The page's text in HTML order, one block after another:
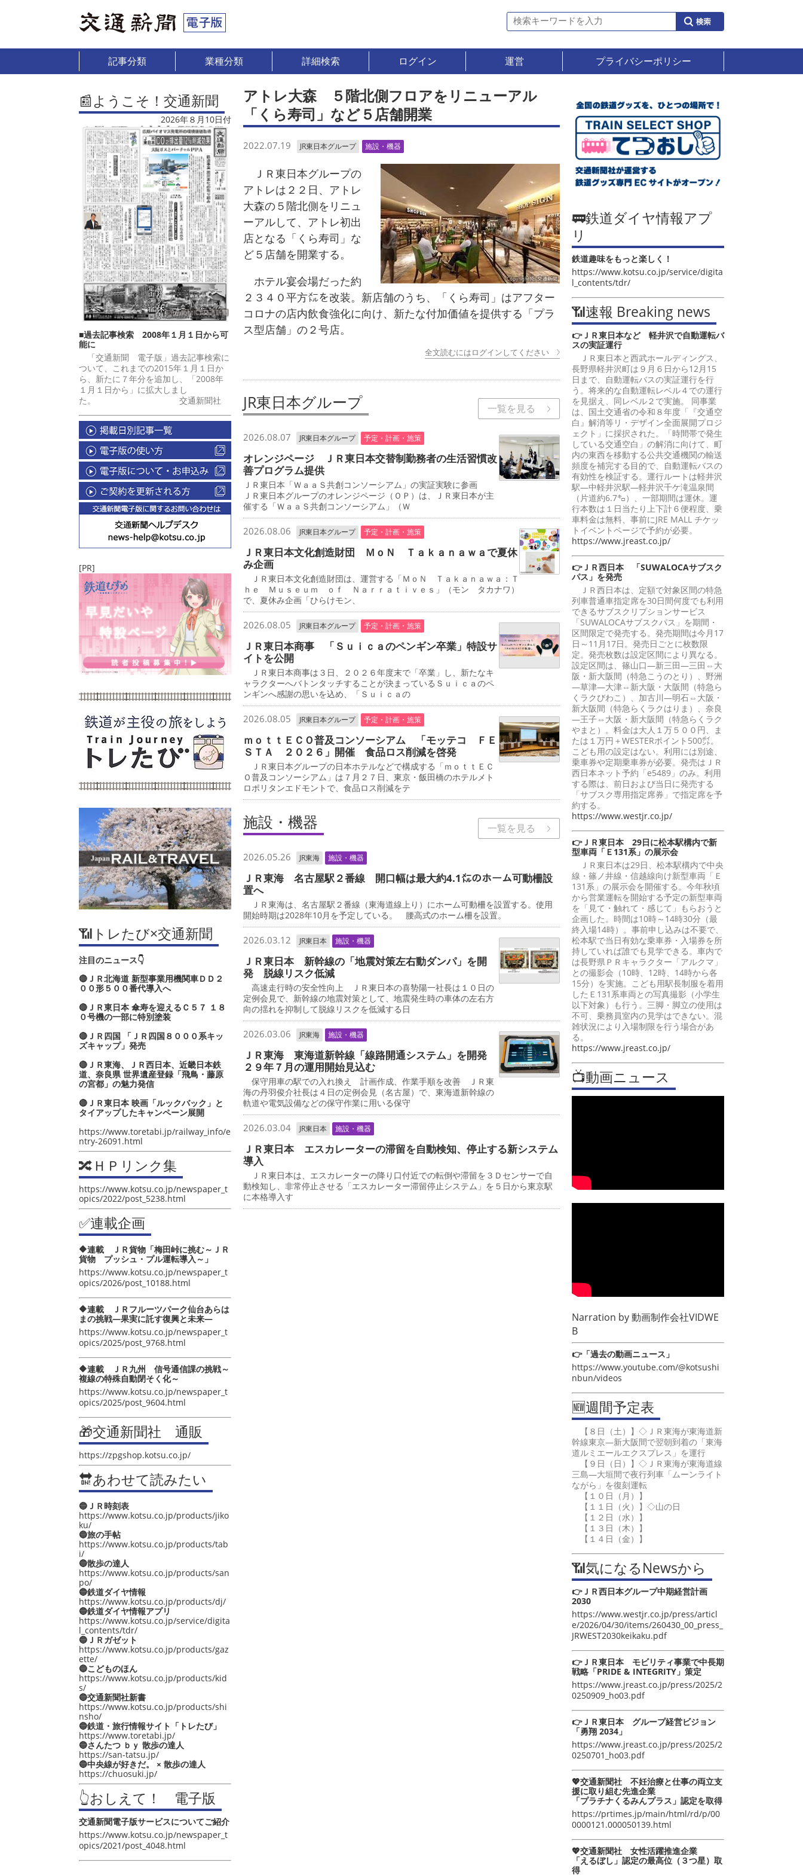
記事分類 業種分類 詳細検索 ログイン 運営 プライバシーポリシー
📰ようこそ！交通新聞
2026年８月10日付
■過去記事検索 2008年１月１日から可
能に
「交通新聞 電子版」過去記事検索に
ついて、これまでの2015年１月１日か
ら、新たに７年分を追加し、「2008年
１月１日から」に拡大しまし
た。 交通新聞社
[PR]
📶トレたび×交通新聞
注目のニュース👇
🔴ＪＲ北海道 新型事業用機関車ＤＤ２
００形５００番代導入へ
🔴ＪＲ東日本 傘寿を迎えるＣ５７ １８
０号機の一部に特別塗装
🔴ＪＲ四国 「ＪＲ四国８０００系キッ
ズキャップ」発売
🔴ＪＲ東海、ＪＲ西日本、近畿日本鉄
道、奈良県 世界遺産登録「飛鳥・藤原
の宮都」の魅力発信
🔴ＪＲ東日本 映画「ルックバック」と
タイアップしたキャンペーン展開
https://www.toretabi.jp/railway_info/e
ntry-26091.html
🔀ＨＰリンク集
https://www.kotsu.co.jp/newspaper_t
opics/2022/post_5238.html
✅連載企画
🔶連載 ＪＲ貨物「梅田峠に挑む～ＪＲ
貨物 プッシュ・プル運転導入～」
https://www.kotsu.co.jp/newspaper_t
opics/2026/post_10188.html
🔶連載 ＪＲフルーツパーク仙台あらは
まの挑戦―果実に託す復興と未来―
https://www.kotsu.co.jp/newspaper_t
opics/2025/post_9768.html
🔶連載 ＪＲ九州 信号通信課の挑戦～
複線の特殊自動閉そく化～
https://www.kotsu.co.jp/newspaper_t
opics/2025/post_9604.html
🎁交通新聞社 通販
https://zpgshop.kotsu.co.jp/
🔛あわせて読みたい
🔵ＪＲ時刻表
https://www.kotsu.co.jp/products/jiko
ku/
🔵旅の手帖
https://www.kotsu.co.jp/products/tab
i/
🔵散歩の達人
https://www.kotsu.co.jp/products/san
po/
🔵鉄道ダイヤ情報
https://www.kotsu.co.jp/products/dj/
🔵鉄道ダイヤ情報アプリ
https://www.kotsu.co.jp/service/digita
l_contents/tdr/
🔵ＪＲガゼット
https://www.kotsu.co.jp/products/gaz
ette/
🔵こどものほん
https://www.kotsu.co.jp/products/kid
s/
🔵交通新聞社新書
https://www.kotsu.co.jp/products/shi
nsho/
🔵鉄道・旅行情報サイト「トレたび」
https://www.toretabi.jp/
🔵さんたつ ｂｙ 散歩の達人
https://san-tatsu.jp/
🔵中央線が好きだ。 × 散歩の達人
https://chuosuki.jp/
👆おしえて！ 電子版
交通新聞電子版サービスについてご紹介
https://www.kotsu.co.jp/newspaper_t
opics/2021/post_4048.html
アトレ大森 ５階北側フロアをリニューアル
「くら寿司」など５店舗開業
2022.07.19 JR東日本グループ 施設・機器
ＪＲ東日本グループの
アトレは２２日、アトレ
大森の５階北側をリニュ
ーアルして、アトレ初出
店となる「くら寿司」な
ど５店舗を開業する。
ホテル宴会場だった約
２３４０平方㍍を改装。新店舗のうち、「くら寿司」はアフター
コロナの店内飲食強化に向け、新たな付加価値を提供する「プラ
ス型店舗」の２号店。
全文読むにはログインしてください
JR東日本グループ 一覧を見る
2026.08.07 JR東日本グループ 予定・計画・施策
オレンジページ ＪＲ東日本交替制勤務者の生活習慣改
善プログラム提供
ＪＲ東日本「ＷａａＳ共創コンソーシアム」の実証実験に参画
ＪＲ東日本グループのオレンジページ（ＯＰ）は、ＪＲ東日本が主
催する「ＷａａＳ共創コンソーシアム」（Ｗ
2026.08.06 JR東日本グループ 予定・計画・施策
ＪＲ東日本文化創造財団 ＭｏＮ Ｔａｋａｎａｗａで夏休
み企画
ＪＲ東日本文化創造財団は、運営する「ＭｏＮ Ｔａｋａｎａｗａ：Ｔ
ｈｅ Ｍｕｓｅｕｍ ｏｆ Ｎａｒｒａｔｉｖｅｓ」（モン タカナワ）
で、夏休み企画「ひらけモン、
2026.08.05 JR東日本グループ 予定・計画・施策
ＪＲ東日本商事 「Ｓｕｉｃａのペンギン卒業」特設サ
イトを公開
ＪＲ東日本商事は３日、２０２６年度末で「卒業」し、新たなキ
ャラクターへバトンタッチすることが決まっているＳｕｉｃａのペ
ンギンへ感謝の思いを込め、「Ｓｕｉｃａの
2026.08.05 JR東日本グループ 予定・計画・施策
ｍｏｔｔＥＣＯ普及コンソーシアム 「モッテコ ＦＥ
ＳＴＡ ２０２６」開催 食品ロス削減を啓発
ＪＲ東日本グループの日本ホテルなどで構成する「ｍｏｔｔＥＣ
Ｏ普及コンソーシアム」は７月２７日、東京・飯田橋のホテルメト
ロポリタンエドモントで、食品ロス削減をテ
施設・機器 一覧を見る
2026.05.26 JR東海 施設・機器
ＪＲ東海 名古屋駅２番線 開口幅は最大約4.1㍍のホーム可動柵設
置へ
ＪＲ東海は、名古屋駅２番線（東海道線上り）にホーム可動柵を設置する。使用
開始時期は2028年10月を予定している。 腰高式のホーム柵を設置。
2026.03.12 JR東日本 施設・機器
ＪＲ東日本 新幹線の「地震対策左右動ダンパ」を開
発 脱線リスク低減
高速走行時の安全性向上 ＪＲ東日本の喜㔟陽一社長は１０日の
定例会見で、新幹線の地震対策として、地震発生時の車体の左右方
向の揺れを抑制して脱線リスクを低減する日
2026.03.06 JR東海 施設・機器
ＪＲ東海 東海道新幹線「線路開通システム」を開発
２９年７月の運用開始見込む
保守用車の駅での入れ換え 計画作成、作業手順を改善 ＪＲ東
海の丹羽俊介社長は４日の定例会見（名古屋）で、東海道新幹線の
軌道や電気設備などの保守作業に用いる保守
2026.03.04 JR東日本 施設・機器
ＪＲ東日本 エスカレーターの滞留を自動検知、停止する新システム
導入
ＪＲ東日本は、エスカレーターの降り口付近での転倒や滞留を３Ｄセンサーで自
動検知し、非常停止させる「エスカレーター滞留停止システム」を５日から東京駅
に本格導入す
🚃鉄道ダイヤ情報アプ
リ
鉄道趣味をもっと楽しく！
https://www.kotsu.co.jp/service/digita
l_contents/tdr/
📶速報 Breaking news
👉ＪＲ東日本など 軽井沢で自動運転バ
スの実証運行
ＪＲ東日本と西武ホールディングス、
長野県軽井沢町は９月６日から12月15
日まで、自動運転バスの実証運行を行
う。将来的な自動運転レベル４での運行
を見据え、同レベル２で実施。 同事業
は、国土交通省の令和８年度「『交通空
白』解消等リ・デザイン全面展開プロジ
ェクト」に採択された。「時間帯で発生
している交通空白」の解消に向けて、町
内の東西を移動する公共交通機関の輸送
頻度を補完する目的で、自動運転バスの
有効性を検証する。運行ルートは軽井沢
駅―中軽井沢駅―軽井沢千ケ滝温泉間
（片道約6.7㌔）、一部期間は運休。運
行本数は１日当たり上下計６便程度、乗
車料金は無料、事前にJRE MALL チケッ
トイベントページで予約が必要。
https://www.jreast.co.jp/
👉ＪＲ西日本 「SUWALOCAサブスク
パス」を発売
ＪＲ西日本は、定額で対象区間の特急
列車普通車指定席を30日間何度でも利用
できるサブスクリプションサービス
「SUWALOCAサブスクパス」を期間・
区間限定で発売する。発売期間は今月17
日～11月17日。発売日ごとに枚数限
定。発売枚数は設定区間により異なる。
設定区間は、篠山口―新三田―三田⇔大
阪・新大阪間（特急こうのとり）、野洲
―草津―大津⇔新大阪・大阪間（特急ら
くラクびわこ）、加古川―明石⇔大阪・
新大阪間（特急らくラクはりま）、奈良
―王子⇔大阪・新大阪間（特急らくラク
やまと）。料金は大人１万５００円、ま
たは１万円＋WESTERポイント500㌽。
こども用の設定はない。利用には別途、
乗車券や定期乗車券が必要。発売はＪＲ
西日本ネット予約「e5489」のみ。利用
する際は、前日および当日に発売する
「サブスク専用指定席券」で指定席を予
約する。
https://www.westjr.co.jp/
👉ＪＲ東日本 29日に松本駅構内で新
型車両「Ｅ131系」の展示会
ＪＲ東日本は29日、松本駅構内で中央
線・篠ノ井線・信越線向け新型車両「Ｅ
131系」の展示会を開催する。今年秋頃
から営業運転を開始する予定の新型車両
を「見て・触れて・感じて」もらおうと
企画した。時間は10時～14時30分（最
終入場14時）。事前申し込みは不要で、
松本駅で当日有効な乗車券・入場券を所
持していれば誰でも見学できる。車内で
は長野県ＰＲキャラクター「アルクマ」
との撮影会（10時、12時、14時から各
15分）を実施。こども用駅長制服を着用
したＥ131系車両との写真撮影（小学生
以下対象）も行う。三脚・脚立の使用は
不可、乗務員室内の見学はできない。混
雑状況により入場制限を行う場合があ
る。
https://www.jreast.co.jp/
📺動画ニュース
Narration by動画制作会社VIDWE
B
👉「過去の動画ニュース」
https://www.youtube.com/@kotsushi
nbun/videos
🆕週間予定表
【８日（土）】◇ＪＲ東海が東海道新
幹線東京―新大阪間で翌朝到着の「東海
道ルミエールエクスプレス」を運行
【９日（日）】◇ＪＲ東海が東海道線
三島―大垣間で夜行列車「ムーンライト
ながら」を復刻運転
【１０日（月）】
【１１日（火）】◇山の日
【１２日（水）】
【１３日（木）】
【１４日（金）】
📶気になるNewsから
👉ＪＲ西日本グループ中期経営計画
2030
https://www.westjr.co.jp/press/articl
e/2026/04/30/items/260430_00_press_
JRWEST2030keikaku.pdf
👉ＪＲ東日本 モビリティ事業で中長期
戦略「PRIDE & INTEGRITY」策定
https://www.jreast.co.jp/press/2025/2
0250909_ho03.pdf
👉ＪＲ東日本 グループ経営ビジョン
「勇翔 2034」
https://www.jreast.co.jp/press/2025/2
0250701_ho03.pdf
💖交通新聞社 不妊治療と仕事の両立支
援に取り組む先進企業
「プラチナくるみんプラス」認定を取得
https://prtimes.jp/main/html/rd/p/00
0000121.000050139.html
💖交通新聞社 女性活躍推進企業
「えるぼし」認定の最高位（３つ星）取
得